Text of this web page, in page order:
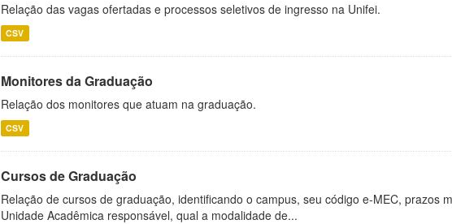
Relação das vagas ofertadas e processos seletivos de ingresso na Unifei.
CSV
Monitores da Graduação
Relação dos monitores que atuam na graduação.
CSV
Cursos de Graduação
Relação de cursos de graduação, identificando o campus, seu código e-MEC, prazos
Unidade Acadêmica responsável, qual a modalidade de...